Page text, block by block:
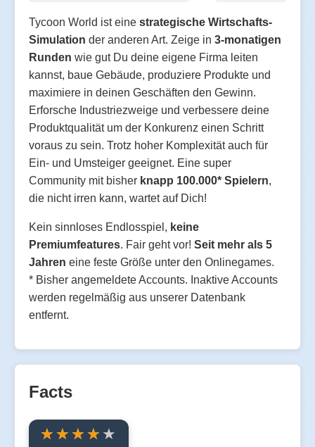
Tycoon World ist eine strategische Wirtschafts-
Simulation der anderen Art. Zeige in 3-monatigen
Runden wie gut Du deine eigene Firma leiten
kannst, baue Gebäude, produziere Produkte und
maximiere in deinen Geschäften den Gewinn.
Erforsche Industriezweige und verbessere deine
Produktqualität um der Konkurenz einen Schritt
voraus zu sein. Trotz hoher Komplexität auch für
Ein- und Umsteiger geeignet. Eine super
Community mit bisher knapp 100.000* Spielern,
die nicht irren kann, wartet auf Dich!
Kein sinnloses Endlosspiel, keine
Premiumfeatures. Fair geht vor! Seit mehr als 5
Jahren eine feste Größe unter den Onlinegames.
* Bisher angemeldete Accounts. Inaktive Accounts
werden regelmäßig aus unserer Datenbank
entfernt.
Facts